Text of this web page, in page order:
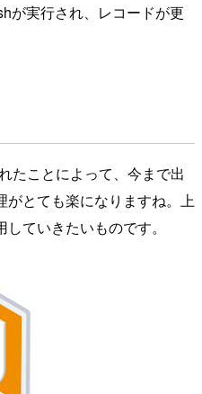
が実行され、レコードが更
たことによって、今まで出
がとても楽になりますね。上
ていきたいものです。